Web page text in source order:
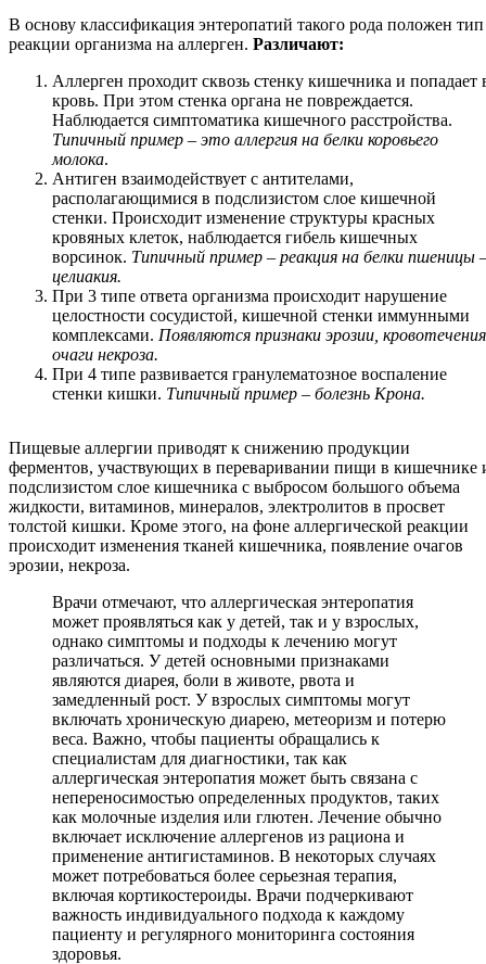
В основу классификация энтеропатий такого рода положен тип
реакции организма на аллерген. Различают:
Аллерген проходит сквозь стенку кишечника и попадает
кровь. При этом стенка органа не повреждается.
Наблюдается симптоматика кишечного расстройства.
Типичный пример – это аллергия на белки коровьего
молока.
Антиген взаимодействует с антителами,
располагающимися в подслизистом слое кишечной
стенки. Происходит изменение структуры красных
кровяных клеток, наблюдается гибель кишечных
ворсинок. Типичный пример – реакция на белки пшеницы
целиакия.
При 3 типе ответа организма происходит нарушение
целостности сосудистой, кишечной стенки иммунными
комплексами. Появляются признаки эрозии,
очаги некроза.
При 4 типе развивается гранулематозное воспаление
стенки кишки. Типичный пример – болезнь Крона.
Пищевые аллергии приводят к снижению продукции
ферментов, участвующих в переваривании пищи в кишечнике
подслизистом слое кишечника с выбросом большого объема
жидкости, витаминов, минералов, электролитов в просвет
толстой кишки. Кроме этого, на фоне аллергической реакции
происходит изменения тканей кишечника, появление очагов
эрозии, некроза.
Врачи отмечают, что аллергическая энтеропатия
может проявляться как у детей, так и у взрослых,
однако симптомы и подходы к лечению могут
различаться. У детей основными признаками
являются диарея, боли в животе, рвота и
замедленный рост. У взрослых симптомы могут
включать хроническую диарею, метеоризм и потерю
веса. Важно, чтобы пациенты обращались к
специалистам для диагностики, так как
аллергическая энтеропатия может быть связана с
непереносимостью определенных продуктов, таких
как молочные изделия или глютен. Лечение обычно
включает исключение аллергенов из рациона и
применение антигистаминов. В некоторых случаях
может потребоваться более серьезная терапия,
включая кортикостероиды. Врачи подчеркивают
важность индивидуального подхода к каждому
пациенту и регулярного мониторинга состояния
здоровья.